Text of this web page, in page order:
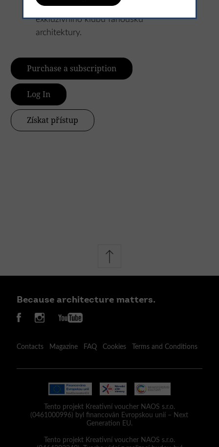
našimi předplatiteli a zařaďte se do
exkluzivního klubu fanoušků
architektury.
Purchase a subscription
Log In
Získat přístup
Because architecture matters.
Contacts Magazine FAQ Cookies Terms and Conditions
Tento projekt Kreativní voucher NAOS s.r.o.
(0461000996) byl financován Evropskou unií – Next
Generation EU.
Tento projekt Kreativní voucher NAOS s.r.o.